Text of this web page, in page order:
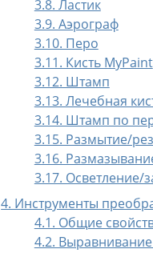
3.8. Ластик
3.9. Аэрограф
3.10. Перо
3.11. Кисть MyPaint
3.12. Штамп
3.13. Лечебная
3.14. Штамп по
3.15. Размытие/
3.16.
3.17. Осветление/
4. Инструменты
4.1. Общие
4.2.